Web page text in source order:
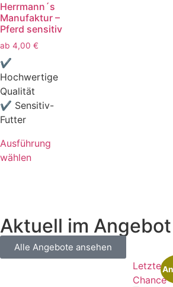
Herrmann´s
Manufaktur –
Pferd sensitiv
ab 4,00 €
✔
Hochwertige
Qualität
✔ Sensitiv-
Futter
Ausführung
wählen
Aktuell im Angebot
Alle Angebote ansehen
Letzte
Chance